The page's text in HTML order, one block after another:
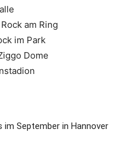
am Ring
im Park
Dome
September in Hannover